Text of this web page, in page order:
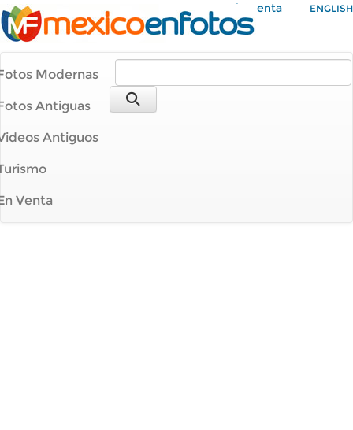
Mi Cuenta ENGLISH
Modernas
Antiguas
Antiguos
Venta